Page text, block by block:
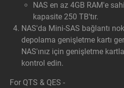
NAS en az 4GB RAM'e
kapasite 250 TB'tır.
NAS'da Mini-SAS bağlantı
depolama genişletme kartı
NAS'ınız için genişletme
kontrol edin.
For QTS & QES -